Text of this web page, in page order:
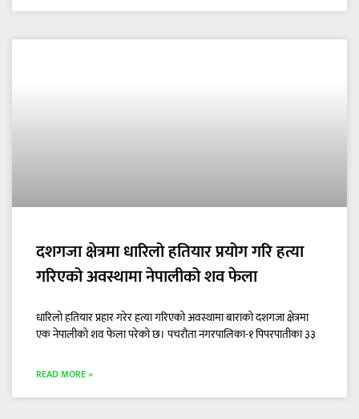
दशगजा क्षेत्रमा धारिलो हतियार प्रयोग गरि हत्या
गरिएको अवस्थामा नेपालीको शव फेला
धारिलो हतियार प्रहार गरेर हत्या गरिएको अवस्थामा बाराको दशगजा क्षेत्रमा
एक नेपालीको शव फेला परेको छ। पचरौता नगरपालिका-१ पिपरपातीका ३३
READ MORE »